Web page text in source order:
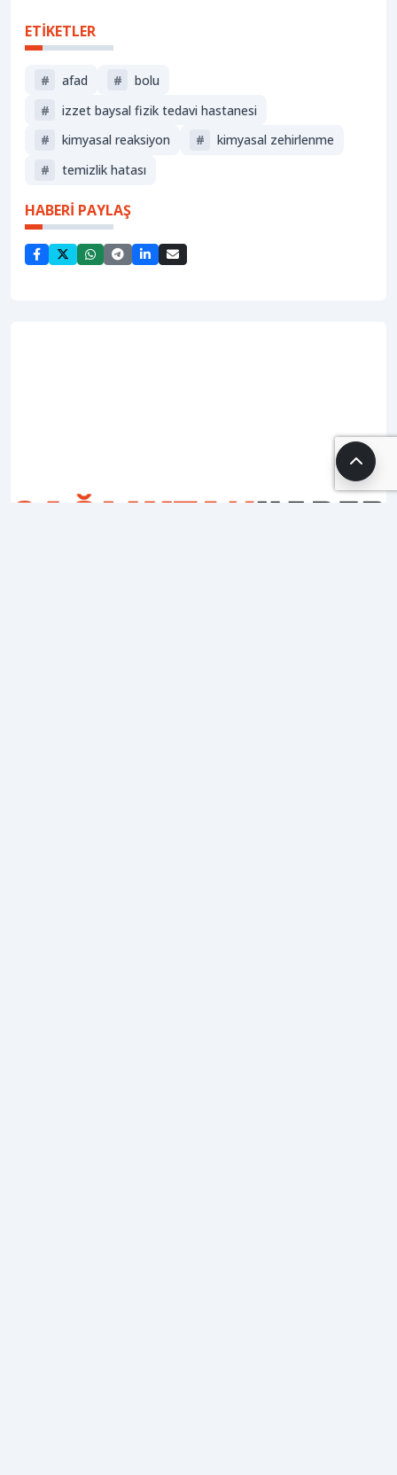
ETİKETLER
# afad #
bolu
#
i̇zzet baysal fizik tedavi hastanesi
#
kimyasal reaksiyon #
kimyasal zehirlenme
#
temizlik hatası
HABERİ PAYLAŞ